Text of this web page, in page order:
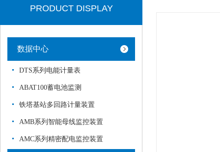
PRODUCT DISPLAY
数据中心
DTS系列电能计量表
ABAT100蓄电池监测
铁塔基站多回路计量装置
AMB系列智能母线监控装置
AMC系列精密配电监控装置